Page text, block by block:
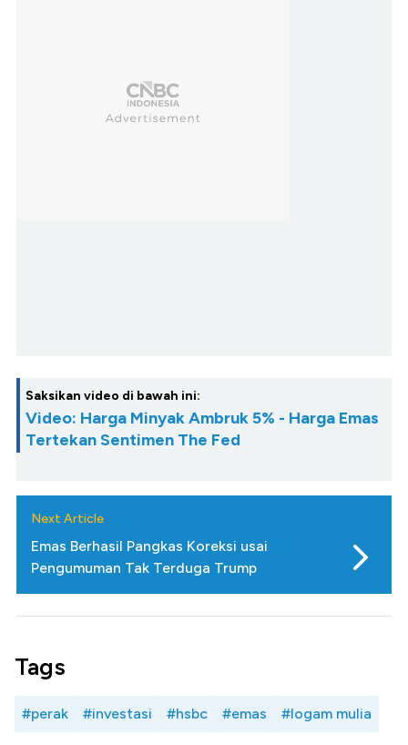
Saksikan video di bawah ini:
Video: Harga Minyak Ambruk 5% - Harga Emas
Tertekan Sentimen The Fed
Next Article
Emas Berhasil Pangkas Koreksi usai
Pengumuman Tak Terduga Trump
Tags
#perak #investasi #hsbc #emas #logam mulia